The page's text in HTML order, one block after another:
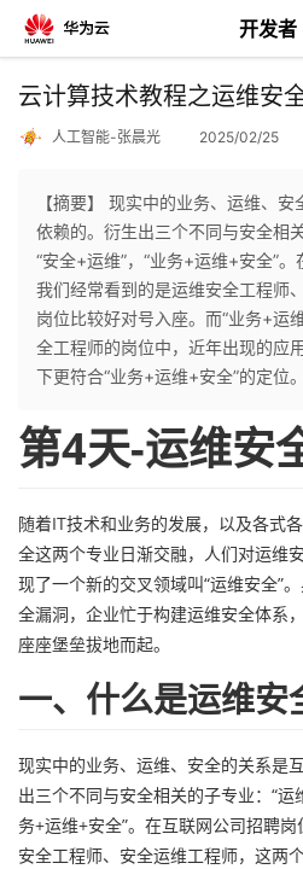
开发者
返
个
人
页
我
开
发
者
我
的
博
客
我
的
论
我
的
我
云计算技术教程之运维安
人工智能-张晨光 2025/02/25
【摘要】 现实中的业务、运维、
依赖的。衍生出三个不同与安全相
“安全+运维”，“业务+运维+安全”。
我们经常看到的是运维安全工程师
岗位比较好对号入座。而“业务+运
全工程师的岗位中，近年出现的应
下更符合“业务+运维+安全”的定位。
第4天-运维安
随着IT技术和业务的发展，以及各式
全这两个专业日渐交融，人们对运维
现了一个新的交叉领域叫“运维安全”
全漏洞，企业忙于构建运维安全体系
座座堡垒拔地而起。
一、什么是运维安
现实中的业务、运维、安全的关系是
出三个不同与安全相关的子专业：“运
务+运维+安全”。在互联网公司招聘
安全工程师、安全运维工程师，这两